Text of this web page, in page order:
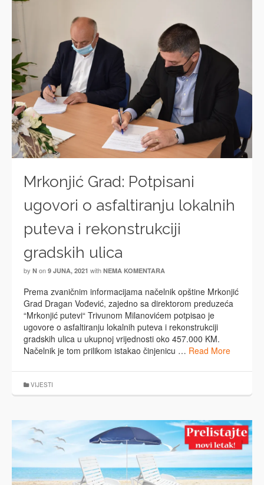
Mrkonjić Grad: Potpisani
ugovori o asfaltiranju lokalnih
puteva i rekonstrukciji
gradskih ulica
by N on 9 JUNA, 2021 with NEMA KOMENTARA
Prema zvaničnim informacijama načelnik opštine Mrkonjić
Grad Dragan Vođević, zajedno sa direktorom preduzeća
“Mrkonjić putevi“ Trivunom Milanovićem potpisao je
ugovore o asfaltiranju lokalnih puteva i rekonstrukciji
gradskih ulica u ukupnoj vrijednosti oko 457.000 KM.
Načelnik je tom prilikom istakao činjenicu … Read More
VIJESTI